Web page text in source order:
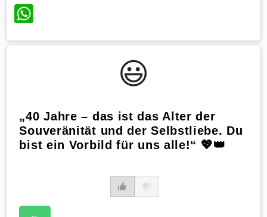
WhatsApp
😃️
„40 Jahre – das ist das Alter der
Souveränität und der Selbstliebe. Du
bist ein Vorbild für uns alle!“ 💖👑